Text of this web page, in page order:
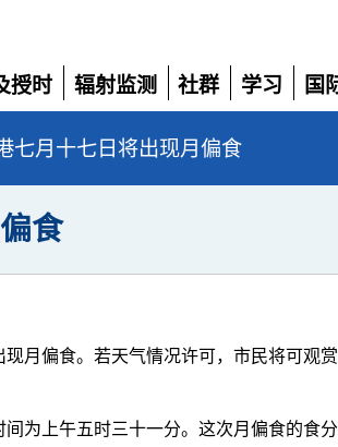
授时
辐射监测
展
开
社群
展
开
学习
展
开
国
展
七月十七日将出现月偏食
食
月偏食。若天气情况许可，市民将可
为上午五时三十一分。这次月偏食的